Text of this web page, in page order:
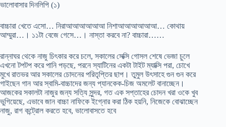
ভালোবাসার দিনলিপি (১)
বাচ্চারা খেতে এসো… নিরাআআআআআআ নিশাআআআআআআ… কোথায়
আম্মুরা…। ১১টা বেজে গেসে…। নাস্তা করবে না? বাচ্চারা……
রান্নাঘর থেকে নাজু চিৎকার করে চলে, সকালের সেক্সি গোসল শেষে ভেজা চুলে
এখনো টপটপ করে পানি পড়ছে, পরনে স্যাটিনের একটা টাইট ম্যাক্সি পরা, চোখে
মুখে রাতভর আর সকালের চোদনের পরিতৃপ্তির ছাপ। তুমুল উৎসাহে গুন গুন করে
গাইছেন গান আর স্বামি-বাচ্চাদের জন্য প্যানকেক-চিজ অমলেট বানাচ্ছেন।
আজকের সকালটা নাজুর জন্য সত্যি সুন্দর, গত এক সপ্তাহের চোদন খরা ওকে খুব
ভুগিয়েছে, এভাবে জান বাচ্চা নাফিকে ইগ্নোর করা ঠিক হয়নি, নিজেকে বোঝাচ্ছেন
নাজু, রাগ কন্ট্রোল করতে হবে, ভালোবাসতে হবে